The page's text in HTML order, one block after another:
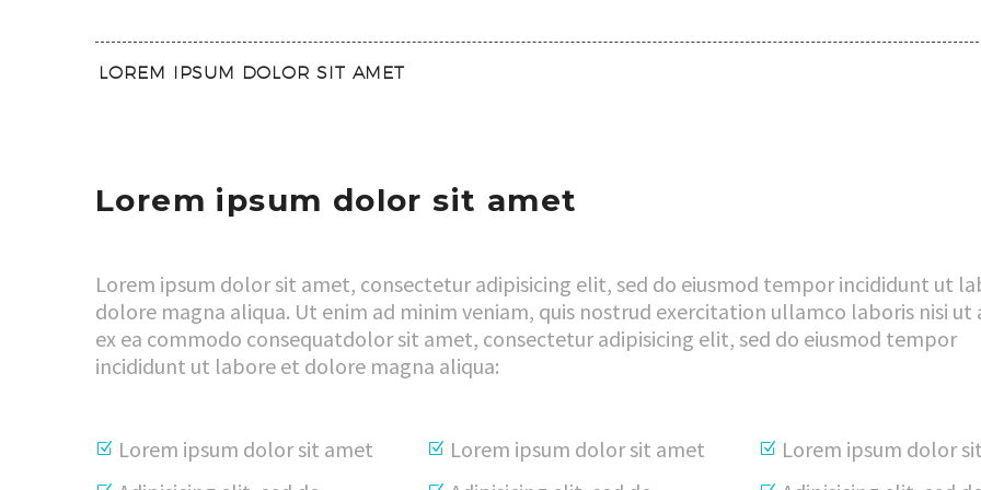
LOREM IPSUM DOLOR SIT AMET
Lorem ipsum dolor sit amet
Lorem ipsum dolor sit amet, consectetur adipisicing elit, sed do eiusmod tempor incididunt ut
dolore magna aliqua. Ut enim ad minim veniam, quis nostrud exercitation ullamco laboris nisi ut
ex ea commodo consequatdolor sit amet, consectetur adipisicing elit, sed do eiusmod tempor
incididunt ut labore et dolore magna aliqua:
Lorem ipsum dolor sit amet
Lorem ipsum dolor sit amet
Lorem ipsum dolor